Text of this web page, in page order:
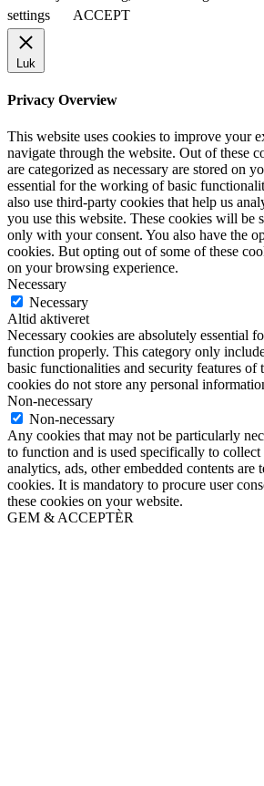
settings
ACCEPT
Luk
Privacy Overview
This website uses cookies to improve your
navigate through the website. Out of these
are categorized as necessary are stored on
essential for the working of basic
also use third-party cookies that help us
you use this website. These cookies will be
only with your consent. You also have the
cookies. But opting out of some of these
on your browsing experience.
Necessary
Necessary
Altid aktiveret
Necessary cookies are absolutely essential
function properly. This category only
basic functionalities and security features of
cookies do not store any personal
Non-necessary
Non-necessary
Any cookies that may not be particularly
to function and is used specifically to collect
analytics, ads, other embedded contents are
cookies. It is mandatory to procure user
these cookies on your website.
GEM & ACCEPTÈR